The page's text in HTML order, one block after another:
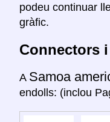
podeu continuar
gràfic.
Connectors
A Samoa
endolls: (inclou